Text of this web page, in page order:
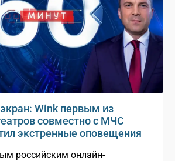
Wink первым из
совместно с МЧС
экстренные оповещения
российским онлайн-